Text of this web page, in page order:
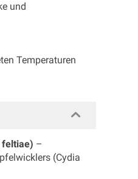
und
Temperaturen
feltiae) –
(Cydia